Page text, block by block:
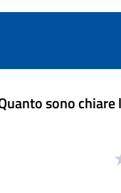
sono